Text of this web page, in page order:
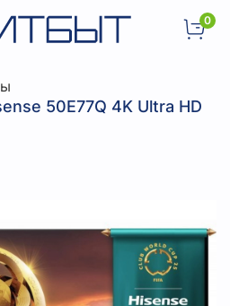
0
50E77Q 4K Ultra HD